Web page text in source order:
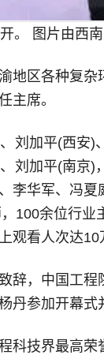
。 图片由西
地区各种复
主席。
刘加平(西安
刘加平(南京
李华军、冯
100余位行
观看人次达10
辞，中国工
参加开幕式
科技界最高